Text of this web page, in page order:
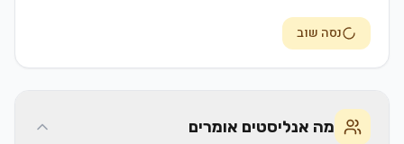
נסה שוב
מה אנליסטים אומרים